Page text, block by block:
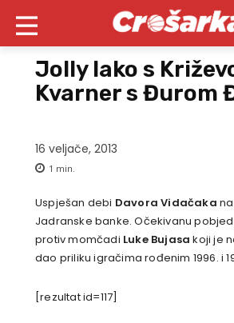
Jolly lako s
Kvarner s Đurom
16 veljače, 2013
1 min.
Uspješan debi Davora Vidačaka
Jadranske banke. Očekivanu
protiv momčadi Luke Bujasa koji je
dao priliku igračima rođenim 1996. i
[rezultat id=117]